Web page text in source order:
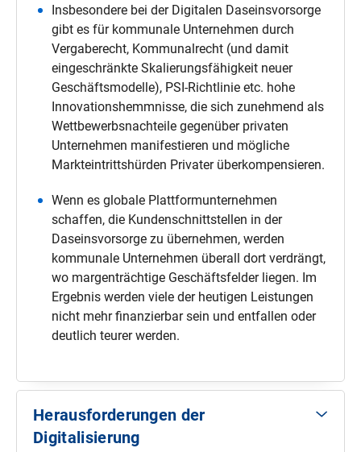
Insbesondere bei der Digitalen Daseinsvorsorge
gibt es für kommunale Unternehmen durch
Vergaberecht, Kommunalrecht (und damit
eingeschränkte Skalierungsfähigkeit neuer
Geschäftsmodelle), PSI-Richtlinie etc. hohe
Innovationshemmnisse, die sich zunehmend als
Wettbewerbsnachteile gegenüber privaten
Unternehmen manifestieren und mögliche
Markteintrittshürden Privater überkompensieren.
Wenn es globale Plattformunternehmen
schaffen, die Kundenschnittstellen in der
Daseinsvorsorge zu übernehmen, werden
kommunale Unternehmen überall dort verdrängt,
wo margenträchtige Geschäftsfelder liegen. Im
Ergebnis werden viele der heutigen Leistungen
nicht mehr finanzierbar sein und entfallen oder
deutlich teurer werden.
Herausforderungen der
Digitalisierung